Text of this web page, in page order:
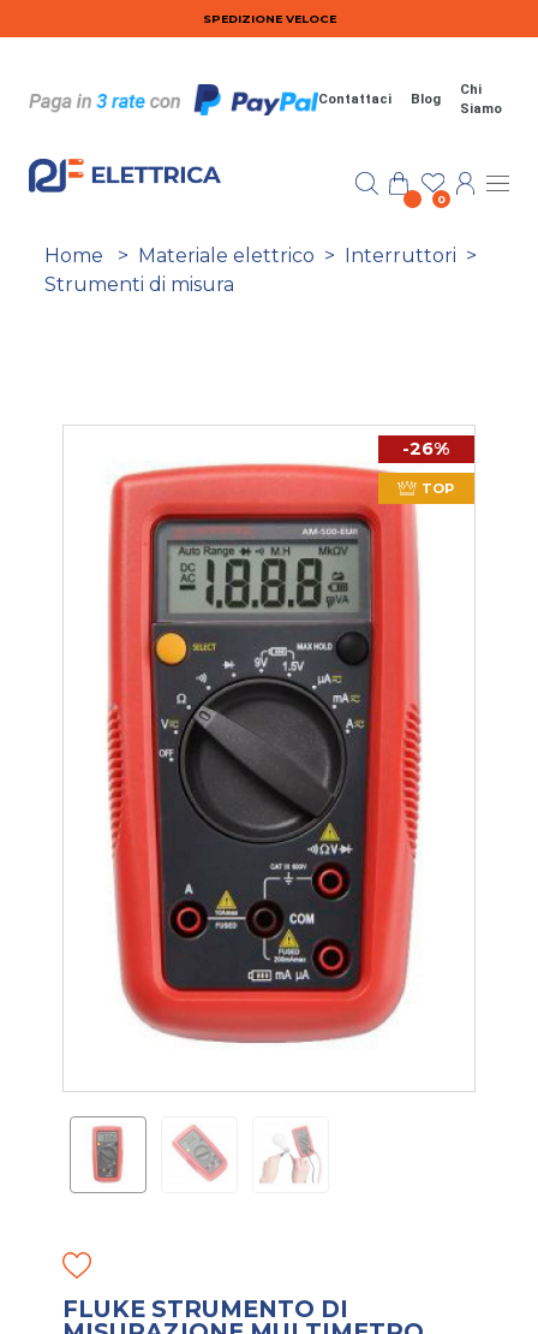
Salta al contenuto principaleSPEDIZIONE VELOCE
Contattaci Blog
Chi
Siamo
0
Home > Materiale elettrico > Interruttori >
Strumenti di misura
-26%
TOP
FLUKE STRUMENTO DI